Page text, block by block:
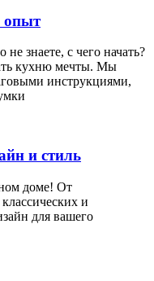
опыт
знаете, с чего начать?
кухню мечты. Мы
инструкциями,
и стиль
доме! От
и
для вашего